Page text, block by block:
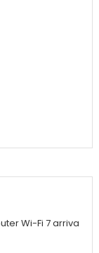
Wi-Fi 7 arriva